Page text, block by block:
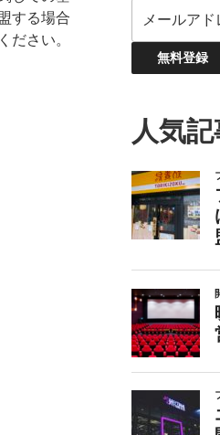
する場合
ださい。
人気